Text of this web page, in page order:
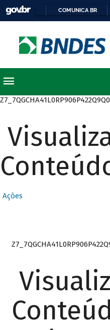
COMUNICA BR
Ações